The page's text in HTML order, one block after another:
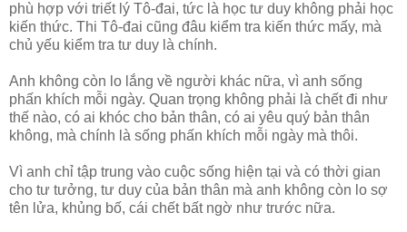
phù hợp với triết lý Tô-đai, tức là học tư duy không phải học
kiến thức. Thi Tô-đai cũng đâu kiểm tra kiến thức mấy, mà
chủ yếu kiểm tra tư duy là chính.
Anh không còn lo lắng về người khác nữa, vì anh sống
phấn khích mỗi ngày. Quan trọng không phải là chết đi như
thế nào, có ai khóc cho bản thân, có ai yêu quý bản thân
không, mà chính là sống phấn khích mỗi ngày mà thôi.
Vì anh chỉ tập trung vào cuộc sống hiện tại và có thời gian
cho tư tưởng, tư duy của bản thân mà anh không còn lo sợ
tên lửa, khủng bố, cái chết bất ngờ như trước nữa.